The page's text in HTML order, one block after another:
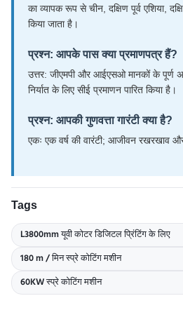
का व्यापक रूप से चीन, दक्षिण पूर्व एशिया,
किया जाता है।
प्रश्न: आपके पास क्या प्रमाणपत्र हैं?
उत्तर: जीएमपी और आईएसओ मानकों के पूर्ण
निर्यात के लिए सीई प्रमाणन पारित किया है।
प्रश्न: आपकी गुणवत्ता गारंटी क्या है?
एकः एक वर्ष की वारंटी; आजीवन रखरखाव
Tags
L3800mm यूवी कोटर डिजिटल प्रिंटिंग के लिए
180 m / मिन स्प्रे कोटिंग मशीन
60KW स्प्रे कोटिंग मशीन